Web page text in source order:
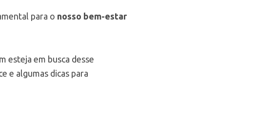
para o nosso bem-estar
esteja em busca desse
e algumas dicas para